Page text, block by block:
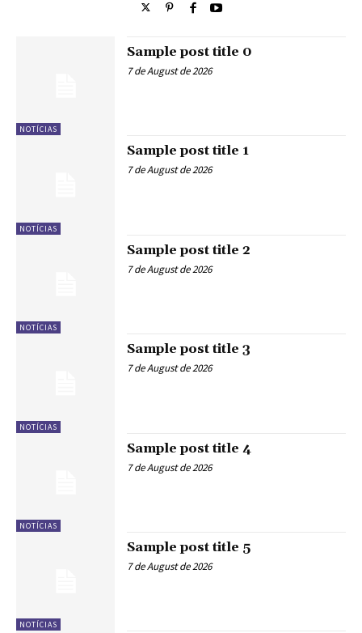
NOTÍCIAS
Sample post title 0
7 de August de 2026
NOTÍCIAS
Sample post title 1
7 de August de 2026
NOTÍCIAS
Sample post title 2
7 de August de 2026
NOTÍCIAS
Sample post title 3
7 de August de 2026
NOTÍCIAS
Sample post title 4
7 de August de 2026
NOTÍCIAS
Sample post title 5
7 de August de 2026